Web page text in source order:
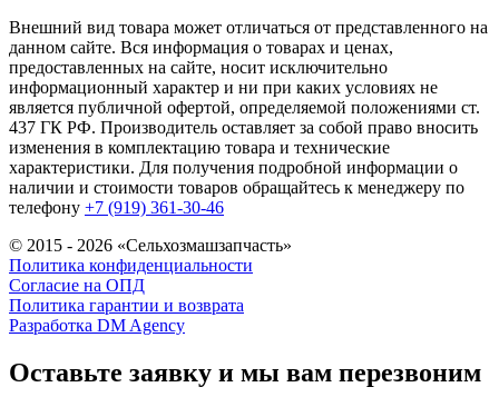
Внешний вид товара может отличаться от представленного на
данном сайте. Вся информация о товарах и ценах,
предоставленных на сайте, носит исключительно
информационный характер и ни при каких условиях не
является публичной офертой, определяемой положениями ст.
437 ГК РФ. Производитель оставляет за собой право вносить
изменения в комплектацию товара и технические
характеристики. Для получения подробной информации о
наличии и стоимости товаров обращайтесь к менеджеру по
телефону +7 (919) 361-30-46
© 2015 - 2026 «Сельхозмашзапчасть»
Политика конфиденциальности
Согласие на ОПД
Политика гарантии и возврата
Разработка DM Agency
Оставьте заявку и мы вам перезвоним